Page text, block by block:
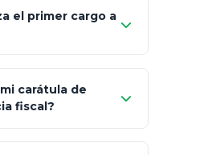
el primer cargo a
carátula de
fiscal?